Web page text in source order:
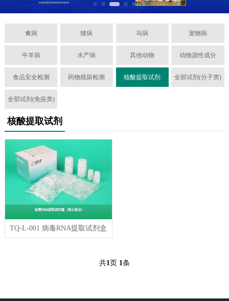
禽病 猪病 马病 宠物病
牛羊病 水产病 其他动物 动物源性成分
食品安全检测 药物残留检测 核酸提取试剂 全部试剂(分子类)
全部试剂(免疫类)
核酸提取试剂
TQ-L-001 病毒RNA提取试剂盒
共1页 1条